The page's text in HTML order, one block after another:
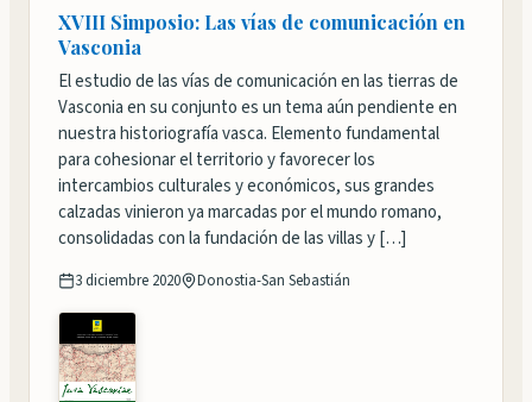
XVIII Simposio: Las vías de comunicación en
Vasconia
El estudio de las vías de comunicación en las tierras de
Vasconia en su conjunto es un tema aún pendiente en
nuestra historiografía vasca. Elemento fundamental
para cohesionar el territorio y favorecer los
intercambios culturales y económicos, sus grandes
calzadas vinieron ya marcadas por el mundo romano,
consolidadas con la fundación de las villas y […]
3 diciembre 2020 Donostia-San Sebastián